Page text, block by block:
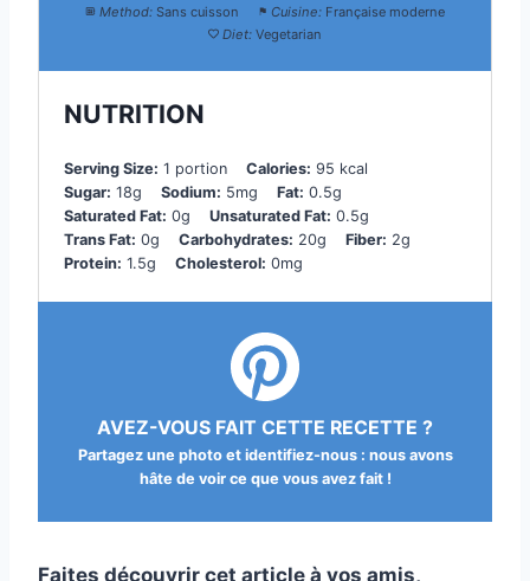
Method: Sans cuisson Cuisine: Française moderne
Diet: Vegetarian
NUTRITION
Serving Size: 1 portion Calories: 95 kcal
Sugar: 18g Sodium: 5mg Fat: 0.5g
Saturated Fat: 0g Unsaturated Fat: 0.5g
Trans Fat: 0g Carbohydrates: 20g Fiber: 2g
Protein: 1.5g Cholesterol: 0mg
AVEZ-VOUS FAIT CETTE RECETTE ?
Partagez une photo et identifiez-nous : nous avons
hâte de voir ce que vous avez fait !
Faites découvrir cet article à vos amis,